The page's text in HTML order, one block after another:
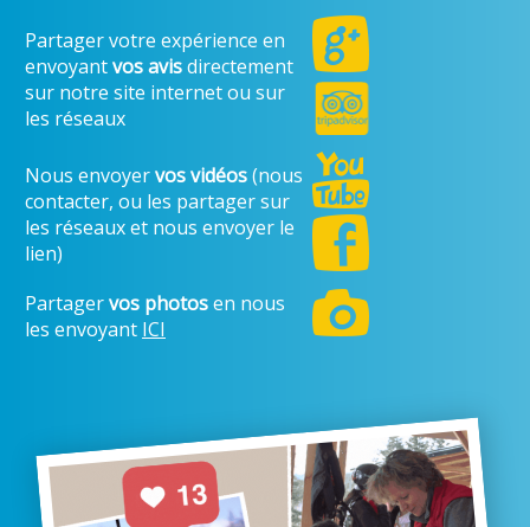
Partager votre expérience en
envoyantvos avisdirectement
sur notre site internet ou sur
les réseaux
Nous envoyervos vidéos(nous
contacter, ou les partager sur
les réseaux et nous envoyer le
lien)
Partagervos photosen nous
les envoyant ICI